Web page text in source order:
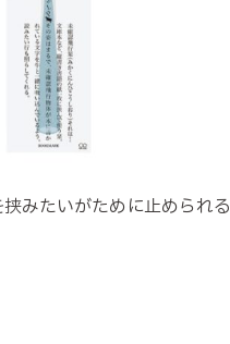
みたいがために止められる